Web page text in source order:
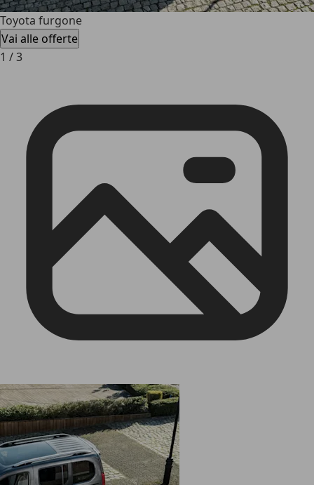
Toyota furgone
Vai alle offerte
1 /3